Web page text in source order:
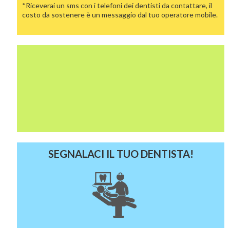
*Riceverai un sms con i telefoni dei dentisti da contattare, il
costo da sostenere è un messaggio dal tuo operatore mobile.
SEGNALACI IL TUO DENTISTA!